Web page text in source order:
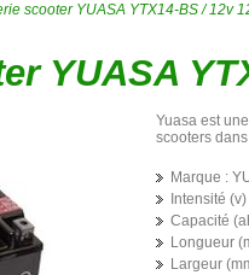
scooter YUASA YTX14-BS / 12v
YUASA
Yuasa est
scooters
Marque :
Intensité (v)
Capacité
Longueur
Largeur